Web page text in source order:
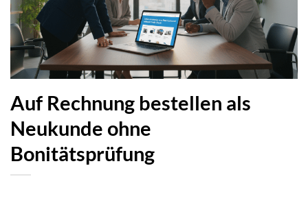
Auf Rechnung bestellen als
Neukunde ohne
Bonitätsprüfung